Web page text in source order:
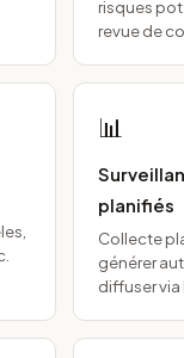
risques
revue de
📊
planifiés
Collecte
générer
diffuser via